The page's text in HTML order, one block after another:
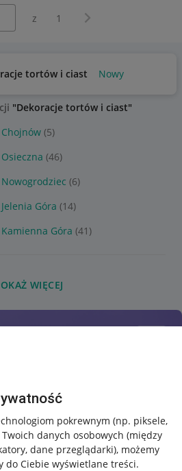
pokrewnym (np. piksele,
danych osobowych (między
dane przeglądarki), możemy
do Ciebie wyświetlane treści.
z 1 Następna strona
tortów i ciast Nowy
"Dekoracje tortów i ciast"
(5)
(46)
(6)
Góra (14)
Góra (41)
WIĘCEJ